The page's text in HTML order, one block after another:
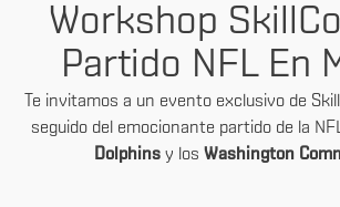
Workshop
Partido NFL En
Te invitamos a un evento exclusivo de
seguido del emocionante partido de la
Dolphins y los Washington